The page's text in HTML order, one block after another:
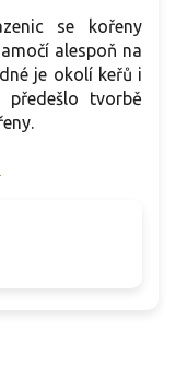
se kořeny
alespoň na
je okolí keřů i
tvorbě